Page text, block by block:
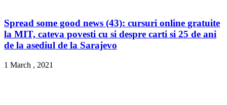
Spread some good news (43): cursuri online gratuite
la MIT, cateva povesti cu si despre carti si 25 de ani
de la asediul de la Sarajevo
1 March , 2021